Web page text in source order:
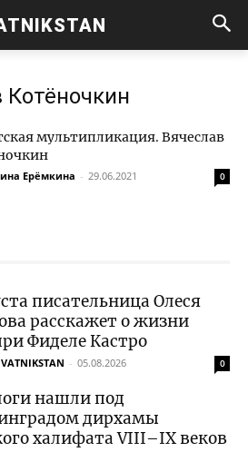
Котёночкин
мультипликация. Вячеслав
Ерёмкина - 29.06.2021 0
писательница Олеся
расскажет о жизни
Фиделе Кастро
- 05.08.2026 0
нашли под
дирхамы
халифата VIII–IX веков